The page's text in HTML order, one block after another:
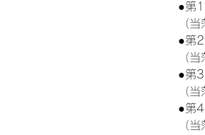
●第
（
●第
（
●第
（
●第
（